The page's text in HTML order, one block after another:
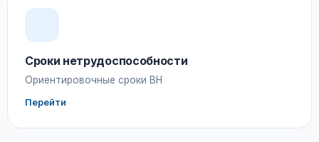
Сроки нетрудоспособности
Ориентировочные сроки ВН
Перейти